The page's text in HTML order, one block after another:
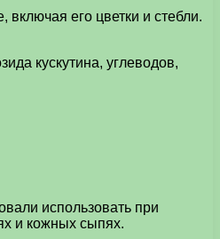
его цветки и стебли.
кускутина, углеводов,
использовать при
и кожных сыпях.